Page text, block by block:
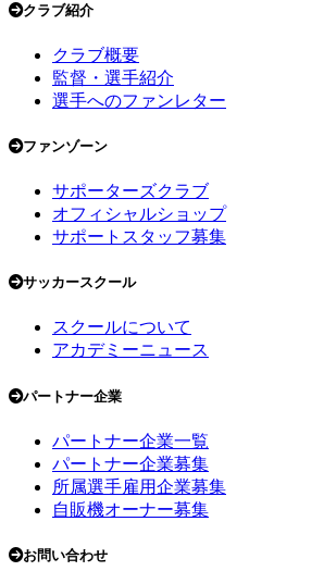
クラブ紹介
クラブ概要
監督・選手紹介
選手へのファンレター
ファンゾーン
サポーターズクラブ
オフィシャルショップ
サポートスタッフ募集
サッカースクール
スクールについて
アカデミーニュース
パートナー企業
パートナー企業一覧
パートナー企業募集
所属選手雇用企業募集
自販機オーナー募集
お問い合わせ